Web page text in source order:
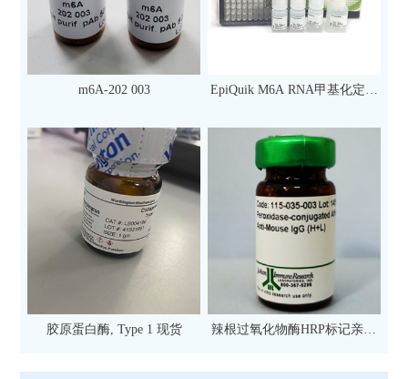
m6A-202 003
EpiQuik M6A RNA甲基化定量
次）
胶原蛋白酶, Type 1 现货
辣根过氧化物酶HRP标记亲和
抗 现货